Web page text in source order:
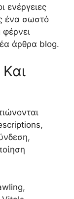
ενέργειες
ένα σωστό
άρθρα blog.